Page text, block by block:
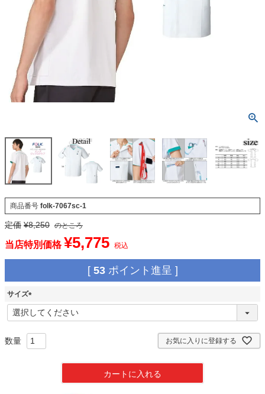
商品番号 folk-7067sc-1
定価 ¥8,250 のところ
当店特別価格 ¥5,775 税込
[ 53 ポイント進呈 ]
サイズ
(
必
お気に入りに登録する
カートに入れる